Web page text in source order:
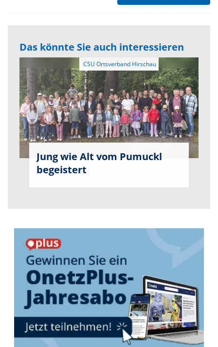
Das könnte Sie auch interessieren
CSU Ortsverband Hirschau
Jung wie Alt vom Pumuckl
begeistert